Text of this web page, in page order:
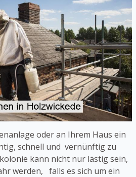
oder an Ihrem Haus ein
schnell und vernünftig zu
kann nicht nur lästig sein,
werden, falls es sich um ein